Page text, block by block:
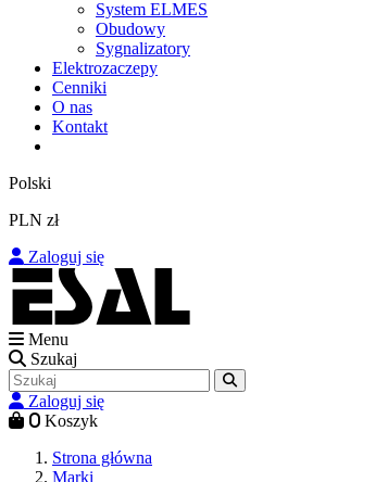
System ELMES
Obudowy
Sygnalizatory
Elektrozaczepy
Cenniki
O nas
Kontakt
Polski
PLN zł
Zaloguj się
Menu
Szukaj
Zaloguj się
0 Koszyk
Strona główna
Marki